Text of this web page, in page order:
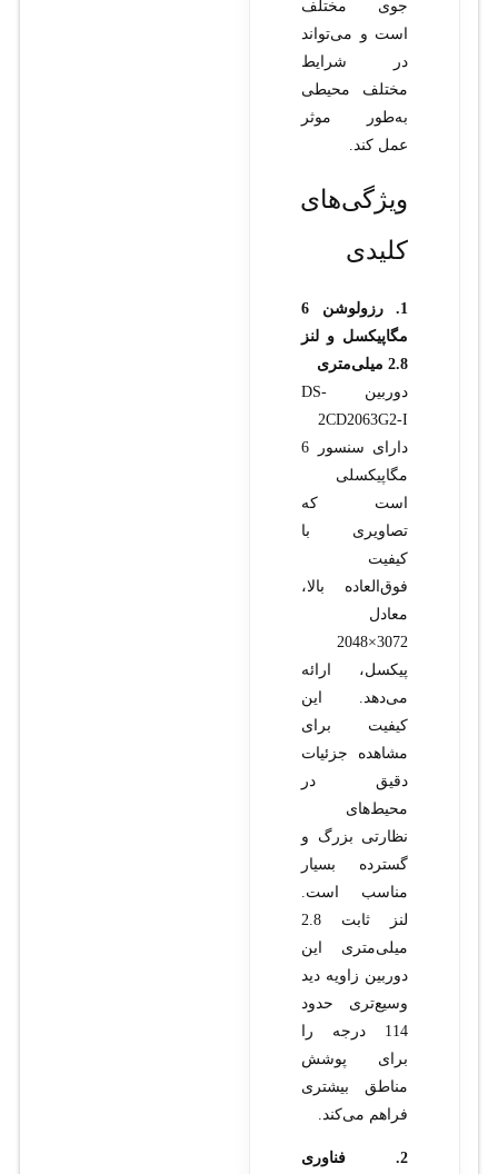
جوی مختلف
است و می‌تواند
در شرایط
مختلف محیطی
به‌طور موثر
عمل کند.
ویژگی‌های
کلیدی
1. رزولوشن 6
مگاپیکسل و لنز
2.8 میلی‌متری
دوربین DS-
2CD2063G2-I
دارای سنسور 6
مگاپیکسلی
است که
تصاویری با
کیفیت
فوق‌العاده بالا،
معادل
3072×2048
پیکسل، ارائه
می‌دهد. این
کیفیت برای
مشاهده جزئیات
دقیق در
محیط‌های
نظارتی بزرگ و
گسترده بسیار
مناسب است.
لنز ثابت 2.8
میلی‌متری این
دوربین زاویه دید
وسیع‌تری حدود
114 درجه را
برای پوشش
مناطق بیشتری
فراهم می‌کند.
2. فناوری